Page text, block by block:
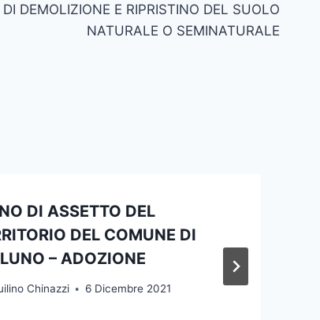
DI DEMOLIZIONE E RIPRISTINO DEL SUOLO
NATURALE O SEMINATURALE
DI ASSETTO DEL
DEL COMUNE DI
– ADOZIONE
Chinazzi 6 Dicembre 2021